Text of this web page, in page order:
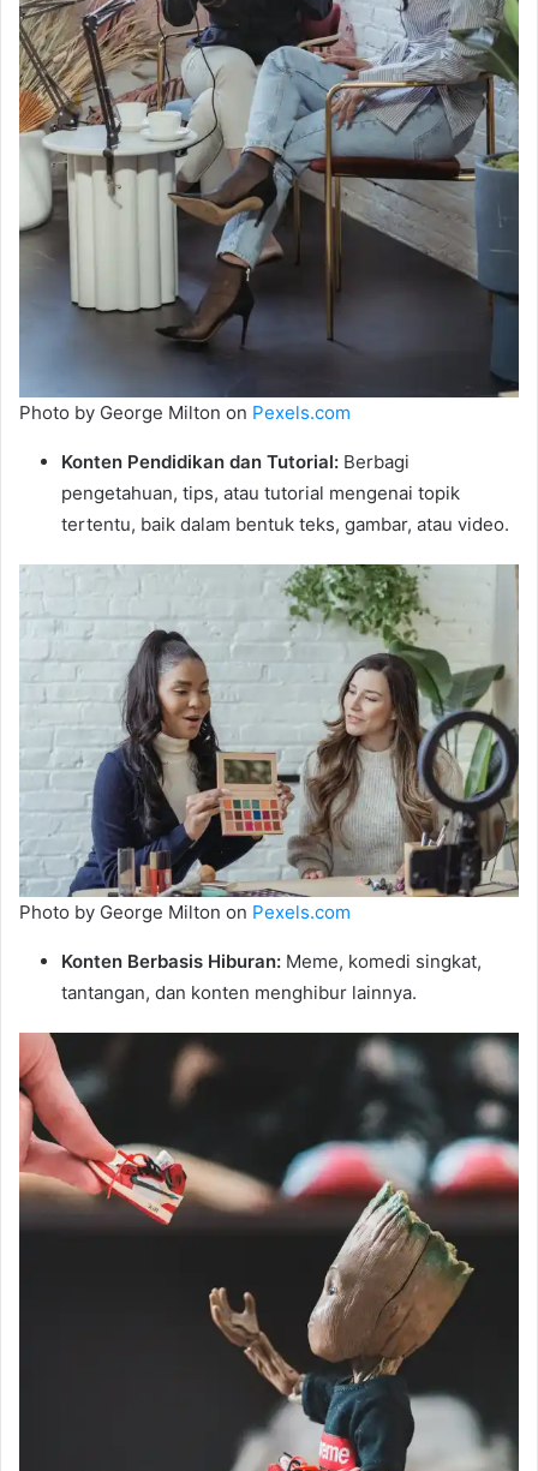
Photo by George Milton on Pexels.com
Konten Pendidikan dan Tutorial: Berbagi
pengetahuan, tips, atau tutorial mengenai topik
tertentu, baik dalam bentuk teks, gambar, atau video.
Photo by George Milton on Pexels.com
Konten Berbasis Hiburan: Meme, komedi singkat,
tantangan, dan konten menghibur lainnya.